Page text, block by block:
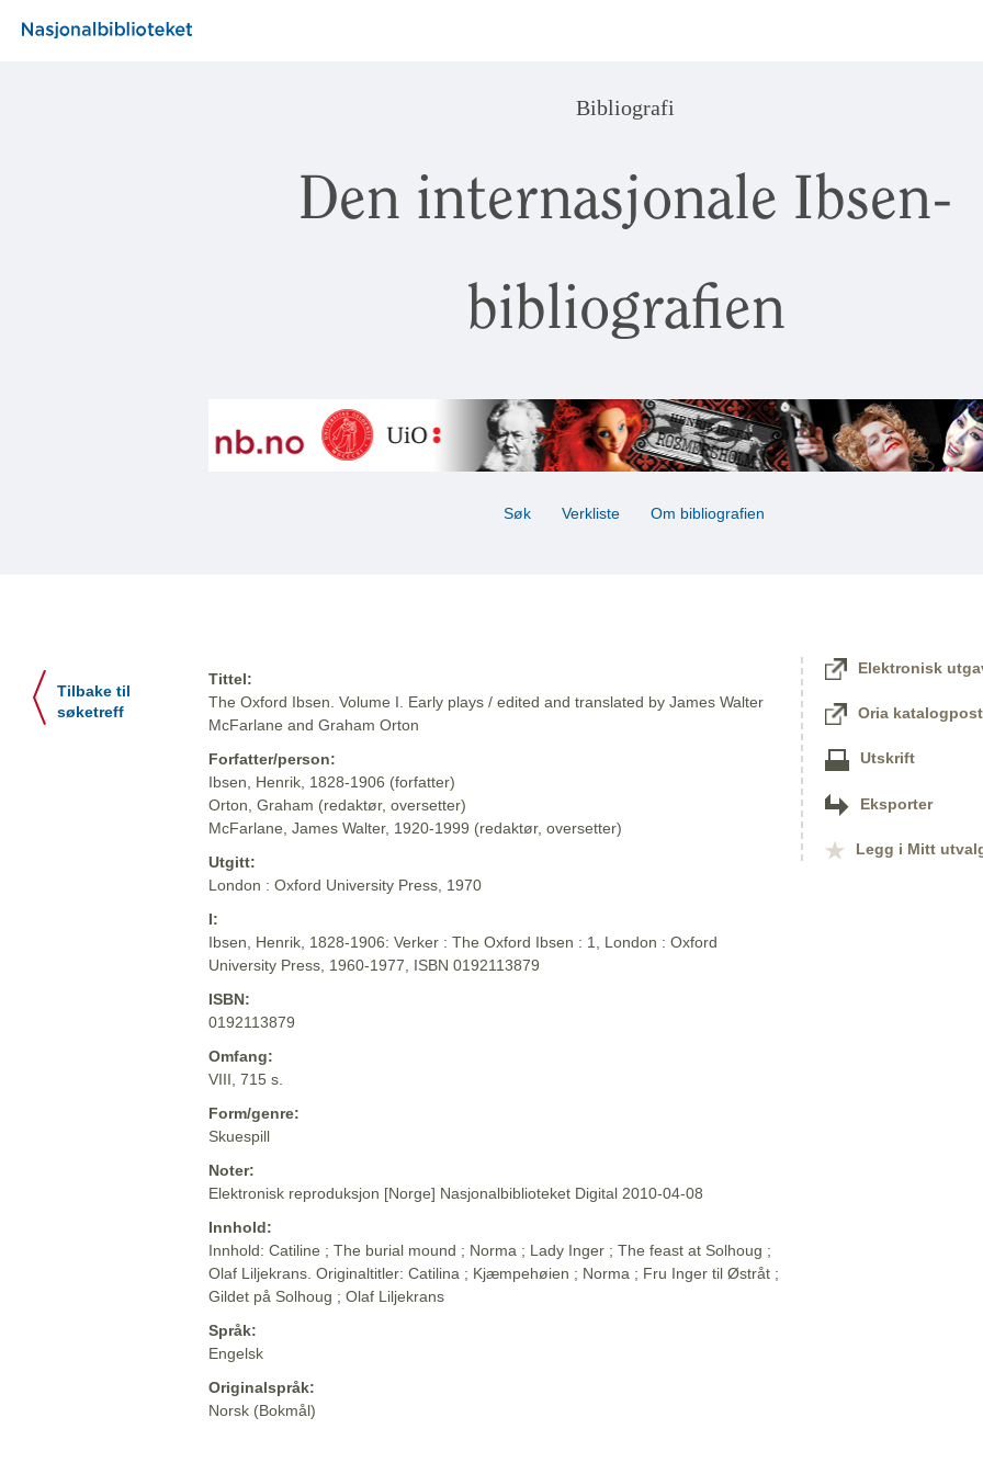
Bibliografi
Den internasjonale Ibsen-
bibliografien
Søk Verkliste Om bibliografien
Tilbake til
søketreff
Tittel:
The Oxford Ibsen. Volume I. Early plays / edited and translated by James Walter
McFarlane and Graham Orton
Forfatter/person:
Ibsen, Henrik, 1828-1906 (forfatter)
Orton, Graham (redaktør, oversetter)
McFarlane, James Walter, 1920-1999 (redaktør, oversetter)
Utgitt:
London : Oxford University Press, 1970
I:
Ibsen, Henrik, 1828-1906: Verker : The Oxford Ibsen : 1, London : Oxford
University Press, 1960-1977, ISBN 0192113879
ISBN:
0192113879
Omfang:
VIII, 715 s.
Form/genre:
Skuespill
Noter:
Elektronisk reproduksjon [Norge] Nasjonalbiblioteket Digital 2010-04-08
Innhold:
Innhold: Catiline ; The burial mound ; Norma ; Lady Inger ; The feast at Solhoug ;
Olaf Liljekrans. Originaltitler: Catilina ; Kjæmpehøien ; Norma ; Fru Inger til Østråt ;
Gildet på Solhoug ; Olaf Liljekrans
Språk:
Engelsk
Originalspråk:
Norsk (Bokmål)
Elektronisk
Oria katalogpost
Utskrift
Eksporter
Legg i Mitt